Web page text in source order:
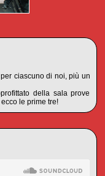
ciascuno di noi, più un
della sala prove
le prime tre!